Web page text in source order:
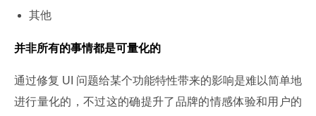
其他
并非所有的事情都是可量化的
通过修复 UI 问题给某个功能特性带来的影响是难以简单地
进行量化的，不过这的确提升了品牌的情感体验和用户的